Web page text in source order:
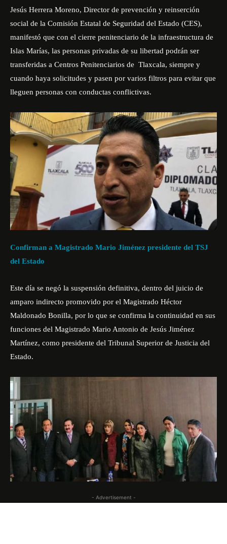
Jesús Herrera Moreno, Director de prevención y reinserción
social de la Comisión Estatal de Seguridad del Estado (CES),
manifestó que con el cierre penitenciario de la infraestructura de
Islas Marías, las personas privadas de su libertad podrán ser
transferidas a Centros Penitenciarios de Tlaxcala, siempre y
cuando haya solicitudes y pasen por varios filtros para evitar que
lleguen personas con conductas conflictivas.
Confirman a Magistrado Mario Jiménez presidente del TSJ
del Estado
Este día se negó la suspensión definitiva, dentro del juicio de
amparo indirecto promovido por el Magistrado Héctor
Maldonado Bonilla, por lo que se confirma la continuidad en sus
funciones del Magistrado Mario Antonio de Jesús Jiménez
Martínez, como presidente del Tribunal Superior de Justicia del
Estado.
- Advertisement -